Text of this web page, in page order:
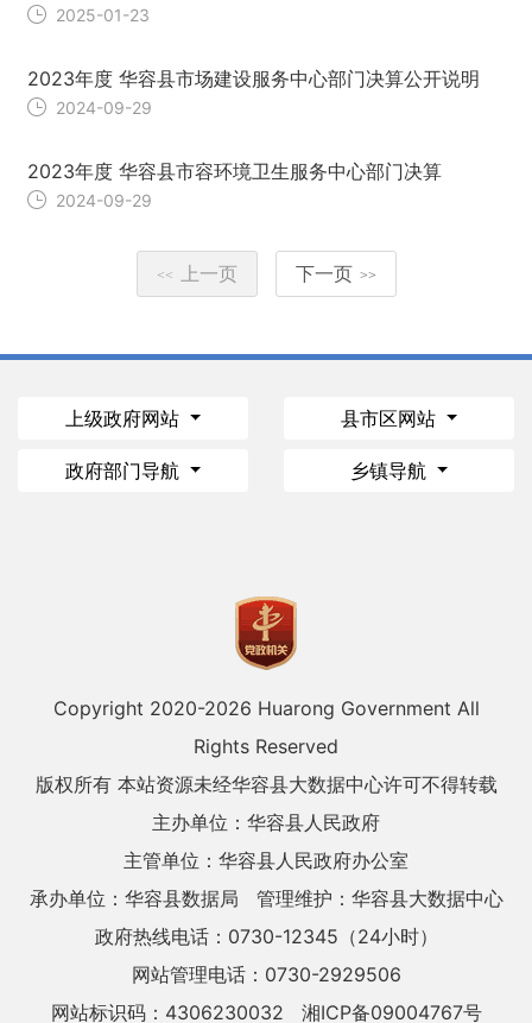
2025-01-23
2023年度 华容县市场建设服务中心部门决算公开说明
2024-09-29
2023年度 华容县市容环境卫生服务中心部门决算
2024-09-29
<< 上一页 下一页 >>
上级政府网站 县市区网站
政府部门导航 乡镇导航
Copyright 2020-2026 Huarong Government All
Rights Reserved
版权所有 本站资源未经华容县大数据中心许可不得转载
主办单位：华容县人民政府
主管单位：华容县人民政府办公室
承办单位：华容县数据局
管理维护：华容县大数据中心
政府热线电话：0730-12345（24小时）
网站管理电话：0730-2929506
网站标识码：4306230032
湘ICP备09004767号